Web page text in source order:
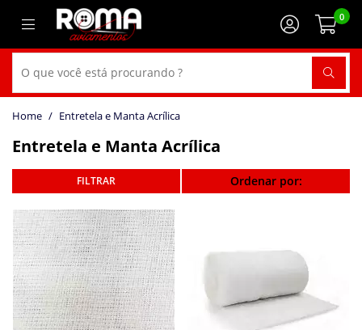
0
Entretela e Manta Acrílica
Entretela e Manta Acrílica
Ordenar por: